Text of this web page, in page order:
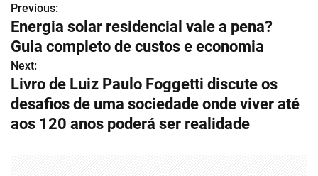
N
a
v
e
g
Previous:
Energia solar residencial vale a pena?
Guia completo de custos e economia
Next:
Livro de Luiz Paulo Foggetti discute os
desafios de uma sociedade onde viver até
aos 120 anos poderá ser realidade